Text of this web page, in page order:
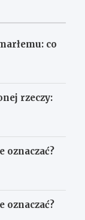
co
rzeczy:
oznaczać?
oznaczać?